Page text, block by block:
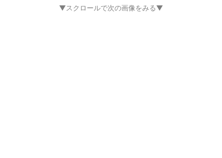
▼スクロールで次の画像をみる▼